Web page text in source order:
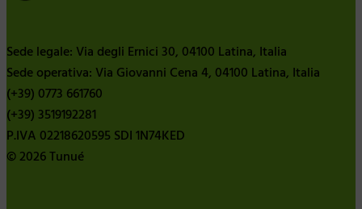
Sede legale: Via degli Ernici 30, 04100 Latina, Italia
Sede operativa: Via Giovanni Cena 4, 04100 Latina, Italia
(+39) 0773 661760
(+39) 3519192281
P.IVA 02218620595 SDI 1N74KED
© 2026 Tunué